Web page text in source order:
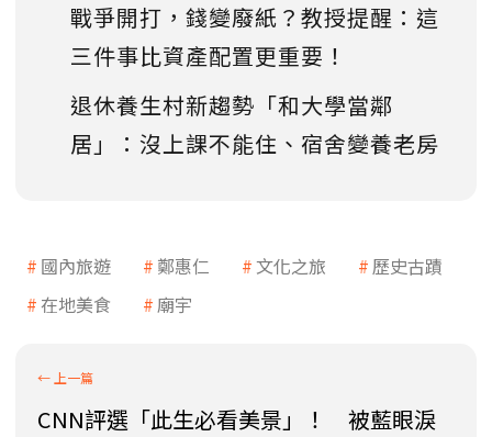
戰爭開打，錢變廢紙？教授提醒：這
三件事比資產配置更重要！
退休養生村新趨勢「和大學當鄰
居」：沒上課不能住、宿舍變養老房
國內旅遊 鄭惠仁 文化之旅
歷史古蹟
在地美食
廟宇
CNN評選「此生必看美景」！ 被藍眼淚